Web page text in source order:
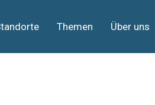
Themen Über uns